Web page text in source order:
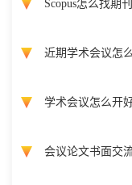
Scopus怎么找期
近期学术会议怎
学术会议怎么开
会议论文书面交